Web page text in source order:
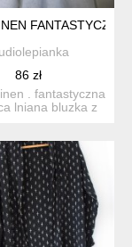
CIEKAWY
FANTASTYCZNA
86 zł
. fantastyczna
lniana bluzka z